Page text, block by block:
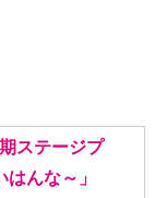
ステージプ
んな～」